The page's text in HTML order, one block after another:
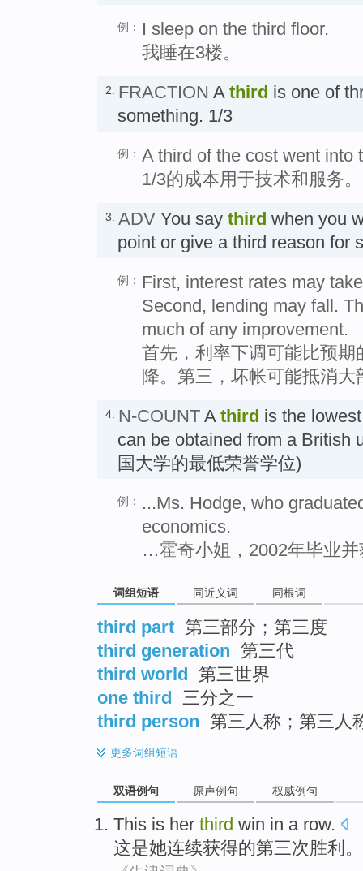
例：
I sleep on the third floor.
我睡在3楼。
2. FRACTION A third is one of
something. 1/3
例： A third of the cost went into
1/3的成本用于技术和服务。
3. ADV You say third when you
point or give a third reason for
例： First, interest rates may
Second, lending may fall.
much of any improvement.
首先，利率下调可能比预
降。第三，坏帐可能抵消大
4. N-COUNT A third is the
can be obtained from a British
国大学的最低荣誉学位)
例：
...Ms. Hodge, who
economics.
…霍奇小姐，2002年毕业
词组短语 同近义词 同根词
third part 第三部分；第三度
third generation 第三代
third world 第三世界
one third
三分之一
third person 第三人称；第三人
更多词组短语
双语例句 原声例句 权威例句
This is her third win in a row.
这是她连续获得的第三次胜利。